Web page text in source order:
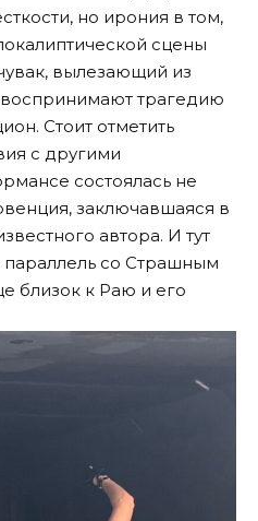
но ирония в том,
сцены
вылезающий из
трагедию
Стоит отметить
с другими
состоялась не
заключавшаяся в
автора. И тут
параллель со Страшным
близок к Раю и его